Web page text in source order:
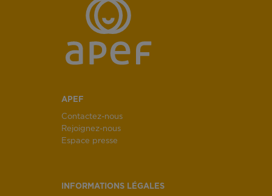
APEF
Contactez-nous
Rejoignez-nous
Espace presse
INFORMATIONS LÉGALES